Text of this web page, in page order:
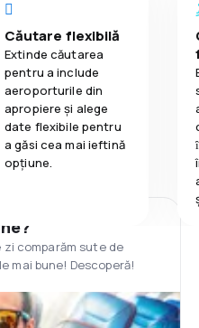
Căutare flexibilă
Extinde căutarea
pentru a include
aeroporturile din
apropiere și alege
date flexibile pentru
a găsi cea mai ieftină
opțiune.
comparăm sute de
mai bune! Descoperă!